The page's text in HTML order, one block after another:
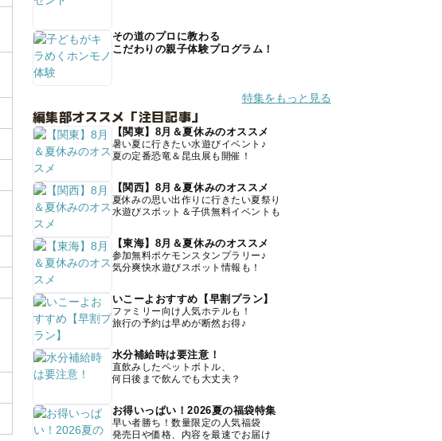
その道のプロに教わる
こだわりの親子体験プログラム！
特集をもっと見る
編集部オススメ「注目記事」
【関東】8月＆夏休みのオススメ
暑い夏に行きたい水遊びイベント♪
夏の定番恐竜＆昆虫展も開催！
【関西】8月＆夏休みのオススメ
夏休みの思い出作りに行きたい夏祭り
水遊びスポット＆子供無料イベントも
【東海】8月＆夏休みのオススメ
参加無料ポケモンスタンプラリー♪
気分爽快水遊びスポット情報も！
いこーよおすすめ【早割プラン】
ファミリー向け人気ホテルも！
旅行の予約は早めが断然お得♪
水分補給時は要注意！
直飲みしたペットボトル、
何日後まで飲んでも大丈夫？
お得いっぱい！2026夏の福袋特集
早い者勝ち！数量限定の人気福袋
発売日や価格、内容を最速でお届け